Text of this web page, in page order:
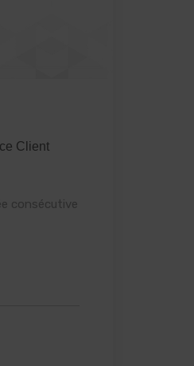
Client
consécutive